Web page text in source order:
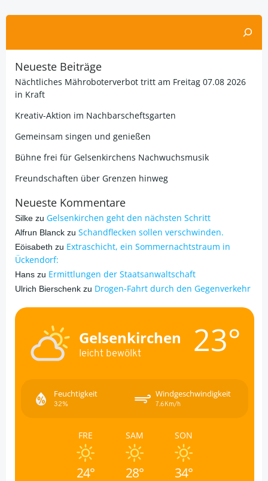
Neueste Beiträge
Nächtliches Mähroboterverbot tritt am Freitag 07.08 2026
in Kraft
Kreativ-Aktion im Nachbarscheftsgarten
Gemeinsam singen und genießen
Bühne frei für Gelsenkirchens Nachwuchsmusik
Freundschaften über Grenzen hinweg
Neueste Kommentare
Silke zu Gelsenkirchen geht den nächsten Schritt
Alfrun Blanck zu Schandflecken sollen verschwinden.
Eöisabeth zu Extraschicht, ein Sommernachtstraum in
Ückendorf:
Hans zu Ermittlungen der Staatsanwaltschaft
Ulrich Bierschenk zu Drogen-Fahrt durch den Gegenverkehr
Gelsenkirchen
leicht bewölkt 23°
Feuchtigkeit
32%
Windgeschwindigkeit
7.6Km/h
FRE
24°
SAM
28°
SON
34°